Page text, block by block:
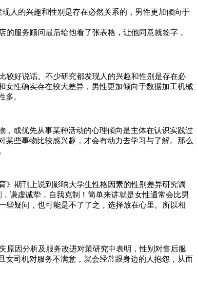
人的兴趣和性别是存在必然关系的，男性更加倾向于
服务顾问最后给他看了张表格，让他同意就签字，
好说话。不少研究都发现人的兴趣和性别是存在必
女性确实存在较大差异，男性更加倾向于数据加工机械
多。
或优先从事某种活动的心理倾向是主体在认识实践过
些事物比较感兴趣，才会有动力去学习与了解。那么
期刊上说到影响大学生性格因素的性别差异研究调
谦虚诚挚，自我克制！简单来讲就是女性通常会比男
些疑问，也可能是不了了之，选择放在心里。所以相
因分析及服务改进对策研究中表明，性别对售后服
女司机对服务不满意，就会经常跟身边的人抱怨，从而